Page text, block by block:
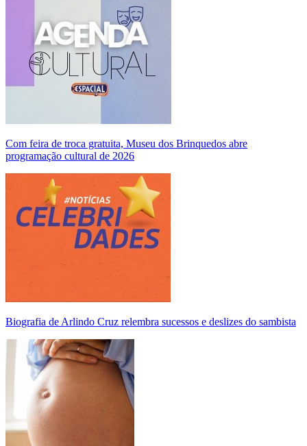
Com feira de troca gratuita, Museu dos Brinquedos abre
programação cultural de 2026
Biografia de Arlindo Cruz relembra sucessos e deslizes do sambista